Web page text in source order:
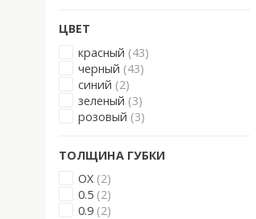
ЦВЕТ
красный (43)
черный (43)
синий (2)
зеленый (3)
розовый (3)
ТОЛЩИНА ГУБКИ
OX (2)
0.5 (2)
0.9 (2)